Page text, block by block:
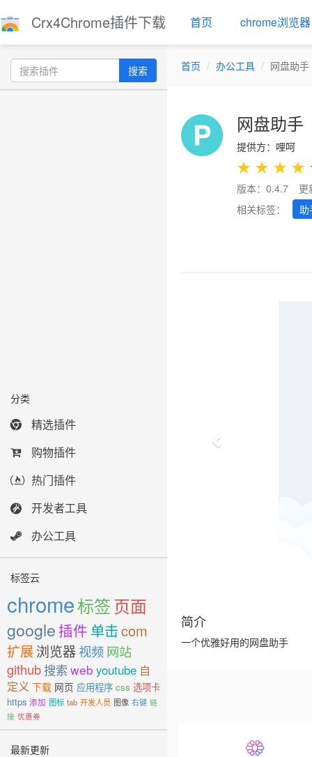
Crx4Chrome插件下载 首页 chrome浏览器
搜索
分类
精选插件
购物插件
热门插件
开发者工具
办公工具
标签云
chrome标签页面
google 插件 单击com
扩展浏览器 视频网站
github搜索web youtube 自
定义 下载 网页 应用程序 css 选项卡
https 添加 图标 tab 开发人员 图像 右键 链
接 优惠券
最新更新
首页 办公工具 网盘助手
网盘助手
提供方：哩呵
★ ★ ★ ★
版本：0.4.7
更
相关标签：
助
简介
一个优雅好用的网盘助手